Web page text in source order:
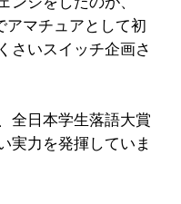
アマチュアとして初
さいスイッチ企画さ
全日本学生落語大賞
実力を発揮していま